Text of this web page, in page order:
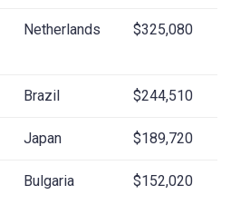
Netherlands $325,080
Brazil $244,510
Japan $189,720
Bulgaria $152,020